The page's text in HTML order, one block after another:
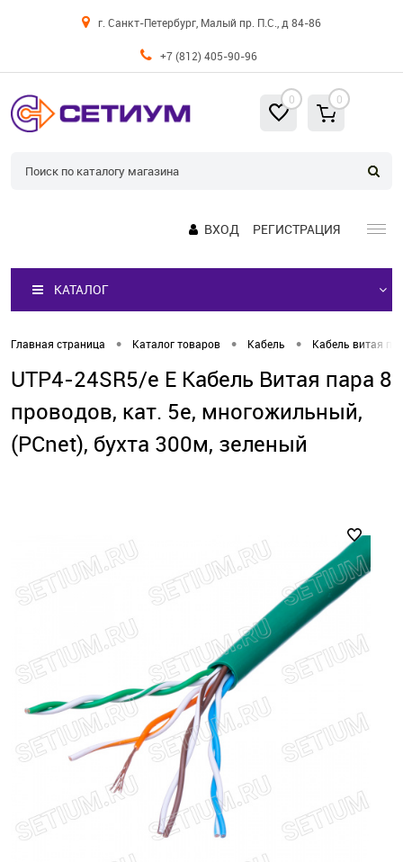
г. Санкт-Петербург, Малый пр. П.С., д 84-86
+7 (812) 405-90-96
0 0
ВХОД РЕГИСТРАЦИЯ
КАТАЛОГ
Главная страница • Каталог товаров • Кабель • Кабель витая
UTP4-24SR5/e E Кабель Витая пара 8
проводов, кат. 5е, многожильный,
(PCnet), бухта 300м, зеленый